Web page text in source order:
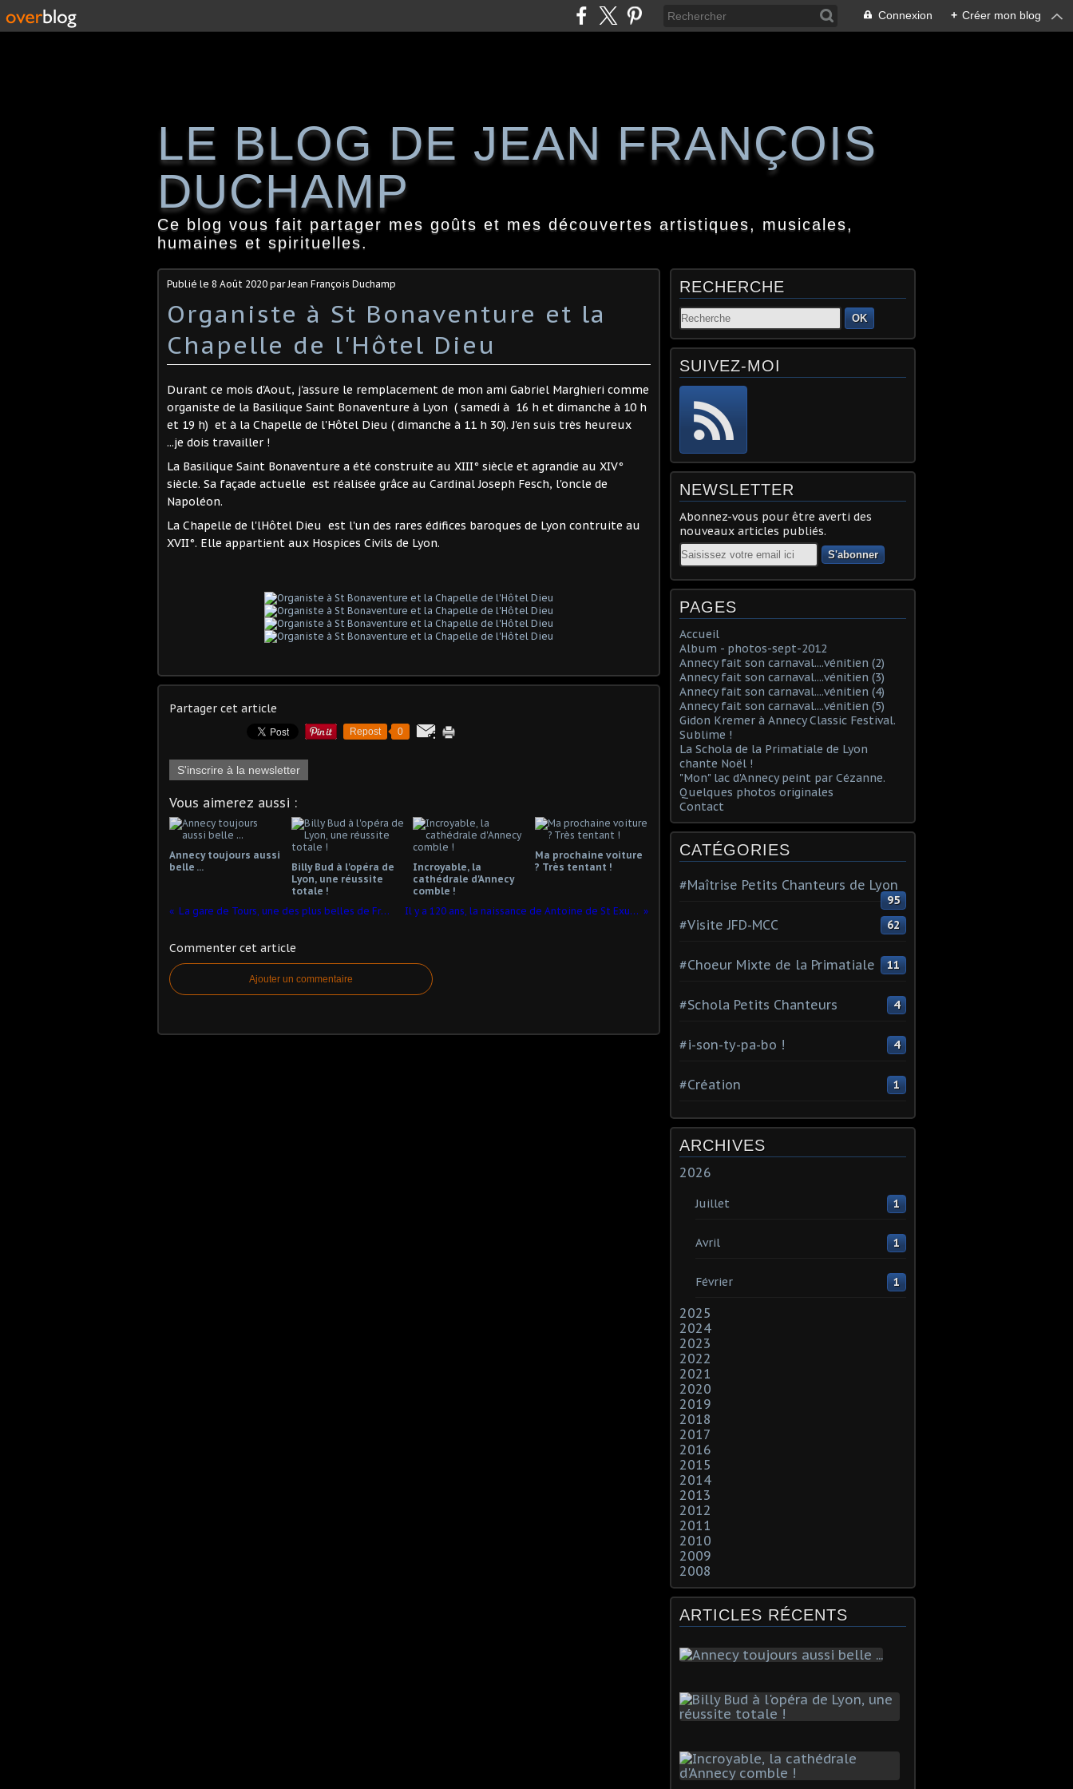
Connexion + Créer mon blog
LE BLOG DE JEAN FRANÇOIS
DUCHAMP
Ce blog vous fait partager mes goûts et mes découvertes artistiques, musicales,
humaines et spirituelles.
Publié le 8 Août 2020 par Jean François Duchamp
Organiste à St Bonaventure et la
Chapelle de l'Hôtel Dieu
Durant ce mois d'Aout, j'assure le remplacement de mon ami Gabriel Marghieri comme
organiste de la Basilique Saint Bonaventure à Lyon ( samedi à 16 h et dimanche à 10 h
et 19 h) et à la Chapelle de l'Hôtel Dieu ( dimanche à 11 h 30). J'en suis très heureux
...je dois travailler !
La Basilique Saint Bonaventure a été construite au XIII° siècle et agrandie au XIV°
siècle. Sa façade actuelle est réalisée grâce au Cardinal Joseph Fesch, l'oncle de
Napoléon.
La Chapelle de l'lHôtel Dieu est l'un des rares édifices baroques de Lyon contruite au
XVII°. Elle appartient aux Hospices Civils de Lyon.
Partager cet article
Repost 0
S'inscrire à la newsletter
Vous aimerez aussi :
Annecy toujours aussi
belle ...
Billy Bud à l'opéra de
Lyon, une réussite
totale !
Incroyable, la
cathédrale d'Annecy
comble !
Ma prochaine voiture
? Très tentant !
La gare de Tours, une des plus belles de France. Il y a 120 ans, la naissance de Antoine de St Exupéry
Commenter cet article
Ajouter un commentaire
RECHERCHE
OK
SUIVEZ-MOI
NEWSLETTER
Abonnez-vous pour être averti des
nouveaux articles publiés.
Email
PAGES
Accueil
Album - photos-sept-2012
Annecy fait son carnaval....vénitien (2)
Annecy fait son carnaval....vénitien (3)
Annecy fait son carnaval....vénitien (4)
Annecy fait son carnaval....vénitien (5)
Gidon Kremer à Annecy Classic Festival.
Sublime !
La Schola de la Primatiale de Lyon
chante Noël !
"Mon" lac d'Annecy peint par Cézanne.
Quelques photos originales
Contact
CATÉGORIES
#Maîtrise Petits Chanteurs de Lyon
95
#Visite JFD-MCC 62
#Choeur Mixte de la Primatiale 11
#Schola Petits Chanteurs 4
#i-son-ty-pa-bo ! 4
#Création 1
ARCHIVES
2026
Juillet 1
Avril 1
Février 1
2025
2024
2023
2022
2021
2020
2019
2018
2017
2016
2015
2014
2013
2012
2011
2010
2009
2008
ARTICLES RÉCENTS